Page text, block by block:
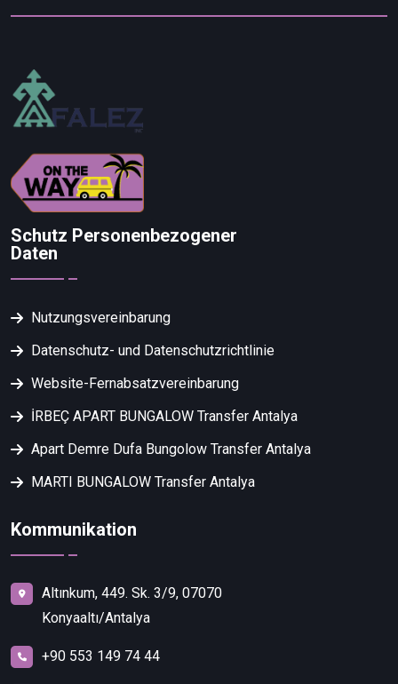
Schutz Personenbezogener
Daten
Nutzungsvereinbarung
Datenschutz- und Datenschutzrichtlinie
Website-Fernabsatzvereinbarung
İRBEÇ APART BUNGALOW Transfer Antalya
Apart Demre Dufa Bungolow Transfer Antalya
MARTI BUNGALOW Transfer Antalya
Kommunikation
Altınkum, 449. Sk. 3/9, 07070
Konyaaltı/Antalya
+90 553 149 74 44